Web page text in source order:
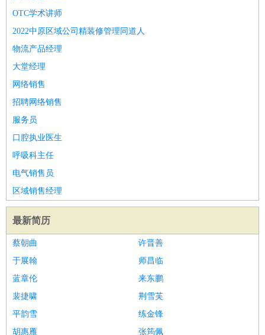
OTC学术讲师
2022中原区域公司精装修管理同道人
物流产品经理
大堂经理
网络销售
招聘网络销售
服务员
口腔执业医生
呼吸科主任
电气销售员
区域销售经理
最新简历
蔡朝曲
许晋善
于展翰
师昌临
蓝章伦
来东鹏
裴捷啸
荆雪芙
平韵雪
练金锋
胡惠雁
张筠佩